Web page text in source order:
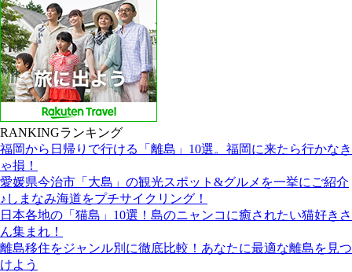
RANKINGランキング
福岡から日帰りで行ける「離島」10選。福岡に来たら行かなき
ゃ損！
愛媛県今治市「大島」の観光スポット&グルメを一挙にご紹介
♪しまなみ海道をプチサイクリング！
日本各地の「猫島」10選！島のニャンコに癒されたい猫好きさ
ん集まれ！
離島移住をジャンル別に徹底比較！あなたに最適な離島を見つ
けよう